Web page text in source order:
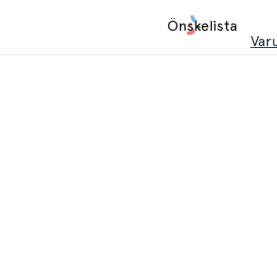
Önskelista